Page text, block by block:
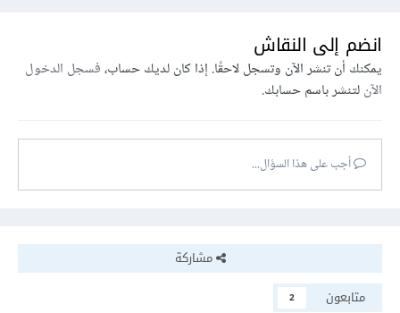
انضم إلى النقاش
يمكنك أن تنشر الآن وتسجل لاحقًا. إذا كان لديك حساب،فسجل الدخول
الآنلتنشر باسم حسابك.
أجب على هذا السؤال...
مشاركة
متابعون
2